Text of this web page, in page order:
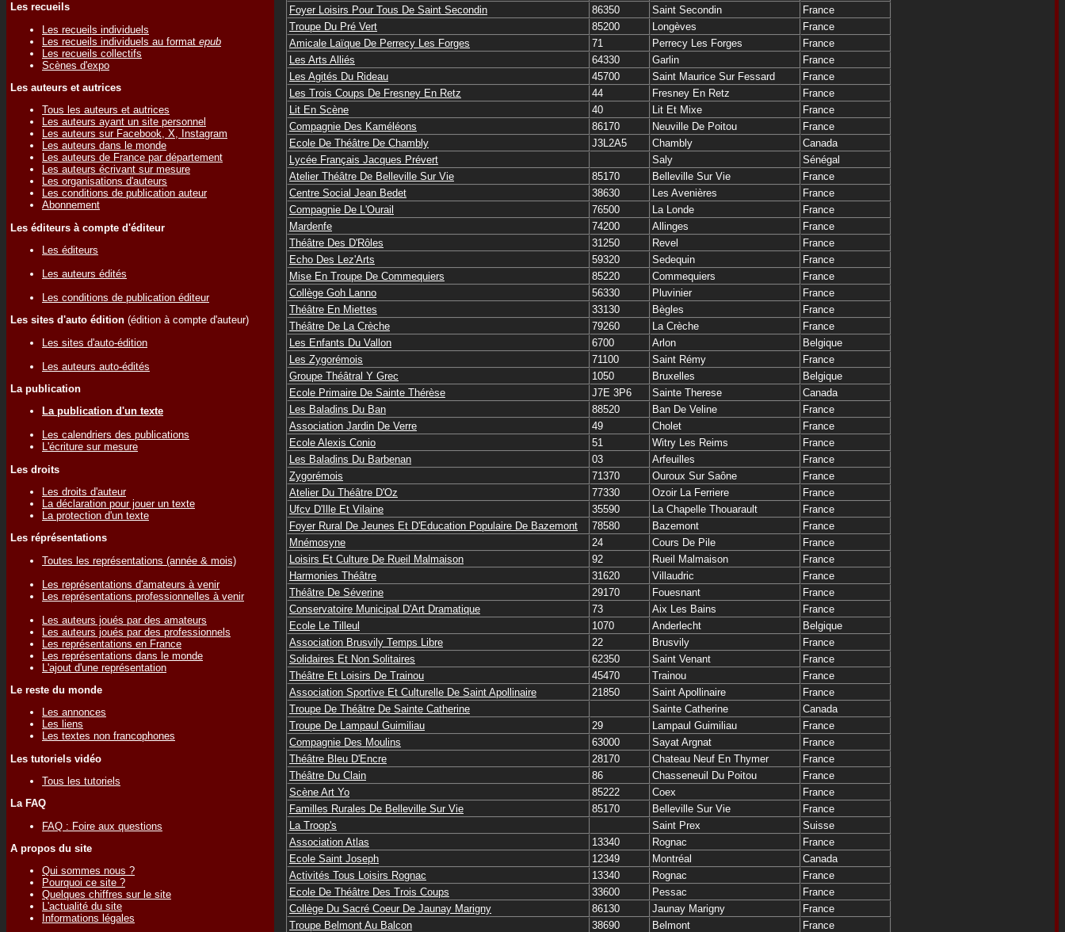
Les recueils
Les recueils individuels
Les recueils individuels au format epub
Les recueils collectifs
Scènes d'expo
Les auteurs et autrices
Tous les auteurs et autrices
Les auteurs ayant un site personnel
Les auteurs sur Facebook, X, Instagram
Les auteurs dans le monde
Les auteurs de France par département
Les auteurs écrivant sur mesure
Les organisations d'auteurs
Les conditions de publication auteur
Abonnement
Les éditeurs à compte d'éditeur
Les éditeurs
Les auteurs édités
Les conditions de publication éditeur
Les sites d'auto édition (édition à compte d'auteur)
Les sites d'auto-édition
Les auteurs auto-édités
La publication
La publication d'un texte
Les calendriers des publications
L'écriture sur mesure
Les droits
Les droits d'auteur
La déclaration pour jouer un texte
La protection d'un texte
Les réprésentations
Toutes les représentations (année & mois)
Les représentations d'amateurs à venir
Les représentations professionnelles à venir
Les auteurs joués par des amateurs
Les auteurs joués par des professionnels
Les représentations en France
Les représentations dans le monde
L'ajout d'une représentation
Le reste du monde
Les annonces
Les liens
Les textes non francophones
Les tutoriels vidéo
Tous les tutoriels
La FAQ
FAQ : Foire aux questions
A propos du site
Qui sommes nous ?
Pourquoi ce site ?
Quelques chiffres sur le site
L'actualité du site
Informations légales
Foyer Loisirs Pour Tous De Saint Secondin
86350 Saint Secondin
France
Troupe Du Pré Vert
85200 Longèves
France
Amicale Laïque De Perrecy Les Forges
71 Perrecy Les Forges
France
Les Arts Alliés
64330 Garlin
France
Les Agités Du Rideau
45700 Saint Maurice Sur Fessard
France
Les Trois Coups De Fresney En Retz
44 Fresney En Retz
France
Lit En Scène
40 Lit Et Mixe
France
Compagnie Des Kaméléons
86170 Neuville De Poitou
France
Ecole De Théâtre De Chambly
J3L2A5 Chambly
Canada
Lycée Français Jacques Prévert
Saly
Sénégal
Atelier Théâtre De Belleville Sur Vie
85170 Belleville Sur Vie
France
Centre Social Jean Bedet
38630 Les Avenières
France
Compagnie De L'Ourail
76500 La Londe
France
Mardenfe
74200 Allinges
France
Théâtre Des D'Rôles
31250 Revel
France
Echo Des Lez'Arts
59320 Sedequin
France
Mise En Troupe De Commequiers
85220 Commequiers
France
Collège Goh Lanno
56330 Pluvinier
France
Théâtre En Miettes
33130 Bègles
France
Théâtre De La Crèche
79260 La Crèche
France
Les Enfants Du Vallon
6700 Arlon
Belgique
Les Zygorémois
71100 Saint Rémy
France
Groupe Théâtral Y Grec
1050 Bruxelles
Belgique
Ecole Primaire De Sainte Thérèse
J7E 3P6 Sainte Therese
Canada
Les Baladins Du Ban
88520 Ban De Veline
France
Association Jardin De Verre
49 Cholet
France
Ecole Alexis Conio
51 Witry Les Reims
France
Les Baladins Du Barbenan
03 Arfeuilles
France
Zygorémois
71370 Ouroux Sur Saône
France
Atelier Du Théâtre D'Oz
77330 Ozoir La Ferriere
France
Ufcv D'Ille Et Vilaine
35590 La Chapelle Thouarault
France
Foyer Rural De Jeunes Et D'Education Populaire De Bazemont
78580 Bazemont
France
Mnémosyne
24 Cours De Pile
France
Loisirs Et Culture De Rueil Malmaison
92 Rueil Malmaison
France
Harmonies Théâtre
31620 Villaudric
France
Théâtre De Séverine
29170 Fouesnant
France
Conservatoire Municipal D'Art Dramatique
73 Aix Les Bains
France
Ecole Le Tilleul
1070 Anderlecht
Belgique
Association Brusvily Temps Libre
22 Brusvily
France
Solidaires Et Non Solitaires
62350 Saint Venant
France
Théâtre Et Loisirs De Trainou
45470 Trainou
France
Association Sportive Et Culturelle De Saint Apollinaire
21850 Saint Apollinaire
France
Troupe De Théâtre De Sainte Catherine
Sainte Catherine
Canada
Troupe De Lampaul Guimiliau
29 Lampaul Guimiliau
France
Compagnie Des Moulins
63000 Sayat Argnat
France
Théâtre Bleu D'Encre
28170 Chateau Neuf En Thymer
France
Théâtre Du Clain
86 Chasseneuil Du Poitou
France
Scène Art Yo
85222 Coex
France
Familles Rurales De Belleville Sur Vie
85170 Belleville Sur Vie
France
La Troop's
Saint Prex
Suisse
Association Atlas
13340 Rognac
France
Ecole Saint Joseph
12349 Montréal
Canada
Activités Tous Loisirs Rognac
13340 Rognac
France
Ecole De Théâtre Des Trois Coups
33600 Pessac
France
Collège Du Sacré Coeur De Jaunay Marigny
86130 Jaunay Marigny
France
Troupe Belmont Au Balcon
38690 Belmont France